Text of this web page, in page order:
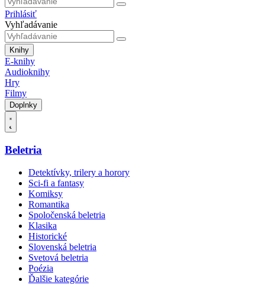
Prihlásiť
Vyhľadávanie
Knihy
E-knihy
Audioknihy
Hry
Filmy
Doplnky
Beletria
Detektívky, trilery a horory
Sci-fi a fantasy
Komiksy
Romantika
Spoločenská beletria
Klasika
Historické
Slovenská beletria
Svetová beletria
Poézia
Ďalšie kategórie